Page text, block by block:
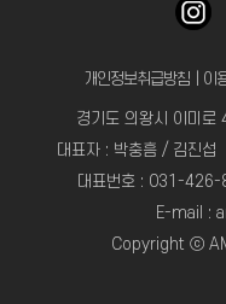
개인정보취급방침｜ 이
경기도 의왕시 이미
대표자 : 박충흠 / 김진
대표번호 : 031-
E-mail :
Copyright ⓒ